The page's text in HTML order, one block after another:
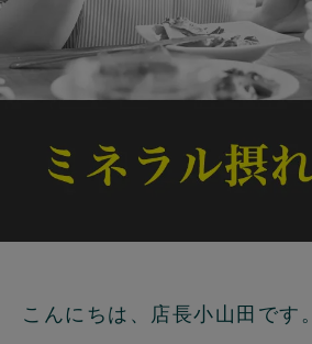
こんにちは、店長小山田です。